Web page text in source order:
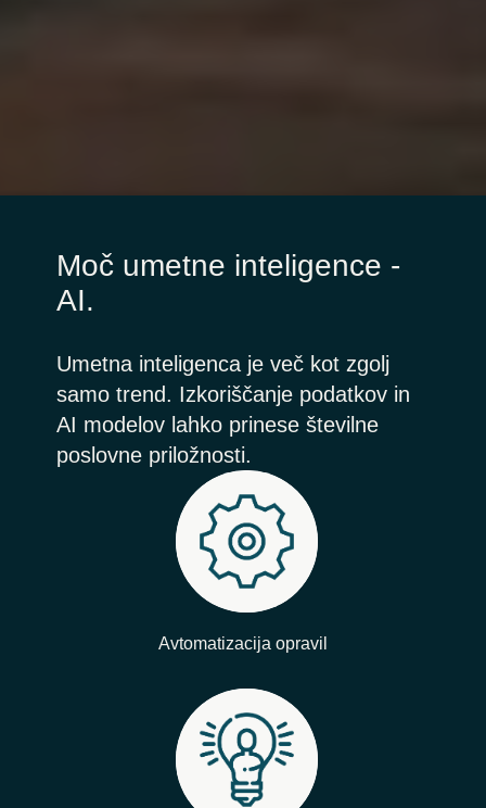
Moč umetne inteligence -
AI.
Umetna inteligenca je več kot zgolj
samo trend. Izkoriščanje podatkov in
AI modelov lahko prinese številne
poslovne priložnosti.
Avtomatizacija opravil